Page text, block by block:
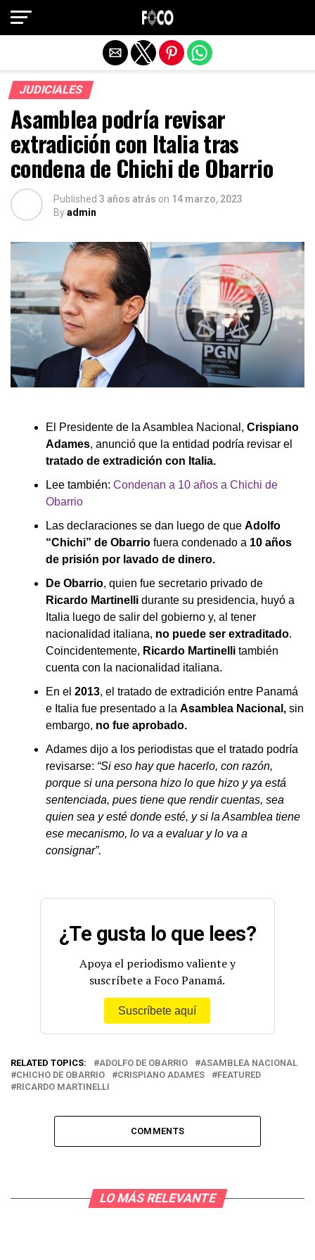
JUDICIALES
Asamblea podría revisar
extradición con Italia tras
condena de Chichi de Obarrio
Published 3 años atrás on 14 marzo, 2023
Byadmin
El Presidente de la Asamblea Nacional, Crispiano
Adames, anunció que la entidad podría revisar el
tratado de extradición con Italia.
Lee también: Condenan a 10 años a Chichi de
Obarrio
Las declaraciones se dan luego de que Adolfo
“Chichi” de Obarrio fuera condenado a 10 años
de prisión por lavado de dinero.
De Obarrio, quien fue secretario privado de
Ricardo Martinelli durante su presidencia, huyó a
Italia luego de salir del gobierno y, al tener
nacionalidad italiana, no puede ser extraditado.
Coincidentemente, Ricardo Martinelli también
cuenta con la nacionalidad italiana.
En el 2013, el tratado de extradición entre Panamá
e Italia fue presentado a la Asamblea Nacional, sin
embargo, no fue aprobado.
Adames dijo a los periodistas que el tratado podría
revisarse: “Si eso hay que hacerlo, con razón,
porque si una persona hizo lo que hizo y ya está
sentenciada, pues tiene que rendir cuentas, sea
quien sea y esté donde esté, y si la Asamblea tiene
ese mecanismo, lo va a evaluar y lo va a
consignar”.
¿Te gusta lo que lees?
Apoya el periodismo valiente y
suscríbete a Foco Panamá.
Suscríbete aquí
RELATED TOPICS: ADOLFO DE OBARRIO
ASAMBLEA NACIONAL
CHICHO DE OBARRIO
CRISPIANO ADAMES
FEATURED
RICARDO MARTINELLI
COMMENTS
LO MÁS RELEVANTE
Salir de la versión móvil